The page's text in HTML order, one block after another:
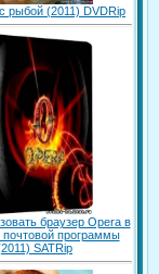
рыбой (2011) DVDRip
браузер Opera в
почтовой программы
SATRip